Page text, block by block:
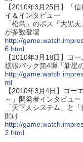
【2010年3月25日】「
イ＆インタビュー
「松島」のボス「大黒
が多数登場
http://
6.html
【2010年3月18日】コ
拡張パック第4弾「新星
http://
ml
【2010年3月4日】コー
～」開発者インタビュー
「天下人システム」と
開け
http://
2.html